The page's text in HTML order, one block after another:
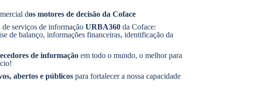
dos motores de decisão da Coface
de serviços de informaçãoURBA360 da Coface:
de balanço, informações financeiras, identificação da
de informação em todo o mundo, o melhor para
abertos e públicos para fortalecer a nossa capacidade